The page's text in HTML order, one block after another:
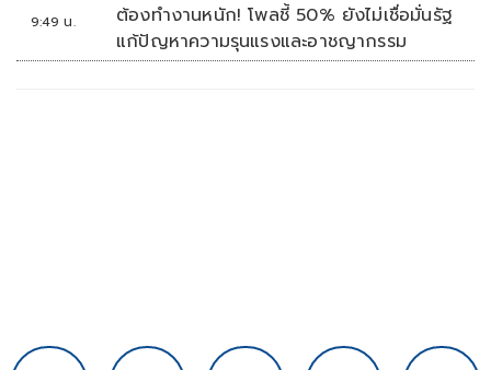
9:49 น.
ต้องทำงานหนัก! โพลชี้ 50% ยังไม่เชื่อมั่นรัฐ
แก้ปัญหาความรุนแรงและอาชญากรรม